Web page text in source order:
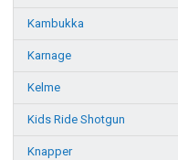
Kambukka
Karnage
Kelme
Kids Ride Shotgun
Knapper